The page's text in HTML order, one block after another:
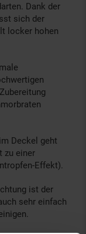
Dank der
sich der
locker hohen
Deckel geht
zu einer
Effekt).
ist der
sehr einfach